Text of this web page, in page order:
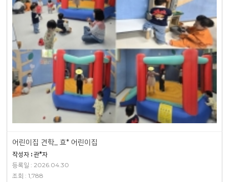
어린이집 견학_ 효* 어린이집
작성자 : 관*자
등록일 : 2026.04.30
조회 : 1,788